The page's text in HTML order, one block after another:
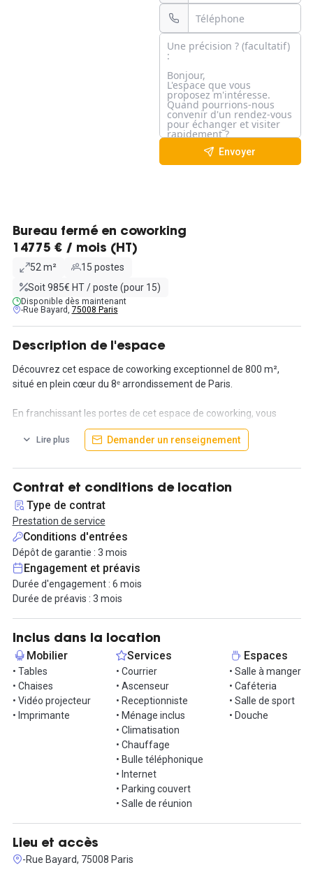
Envoyer
Bureau fermé en coworking
14775 € / mois (HT)
52 m²
15 postes
Soit 985€ HT / poste (pour 15)
Disponible dès maintenant
-Rue Bayard, 75008 Paris
Description de l'espace
Découvrez cet espace de coworking exceptionnel de 800 m²,
situé en plein cœur du 8ᵉ arrondissement de Paris.
En franchissant les portes de cet espace de coworking, vous
serez immédiatement séduit par l'environnement
soigneusement conçu. Chaque détail a été réfléchi pour créer un
résidents. Que vous recherchiez des bureaux privés spacieux ou
des espaces communs lumineux, vous trouverez tout ce dont
vous avez besoin dans cet espace.
Profitez d'une gamme complète d'installations et d'avantages
pour répondre à tous vos besoins professionnels. Les salles de
réunion sont équipées pour faciliter vos rencontres
professionnelles, tandis que les patios végétalisés offrent des
espaces de détente inspirants. Enfin, rechargez vos batteries
dans l'espace de restauration et restez en forme grâce à la salle
de sport à disposition sur place.
Cependant, l'atout le plus remarquable est sans aucun doute le
rooftop, offrant une vue panoramique exceptionnelle sur la ville.
Organisez des événements spéciaux dans un cadre unique et
profitez de cette vue à couper le souffle !
Nous vous proposons un bureau spacieux pouvant accueillir
jusqu'à 15 postes de travail. Avec ses 52 m², cet espace est idéal
pour votre équipe. Le tarif mensuel pour ce bureau fermé est de
Idéalement situé dans le quartier du 8ᵉ arrondissement de Paris, il
offre une excellente connectivité.
Vous souhaitez visiter ce bureau ? Contactez-nous vite !
Lire plus Demander un renseignement
Contrat et conditions de location
Type de contrat
Prestation de service
Conditions d'entrées
Dépôt de garantie : 3 mois
Engagement et préavis
Durée d'engagement : 6 mois
Durée de préavis : 3 mois
Inclus dans la location
Mobilier
• Tables
• Chaises
• Vidéo projecteur
• Imprimante
Services
• Courrier
• Ascenseur
• Receptionniste
• Ménage inclus
• Climatisation
• Chauffage
• Bulle téléphonique
• Internet
• Parking couvert
• Salle de réunion
Espaces
• Salle à manger
• Caféteria
• Salle de sport
• Douche
Lieu et accès
-Rue Bayard, 75008 Paris